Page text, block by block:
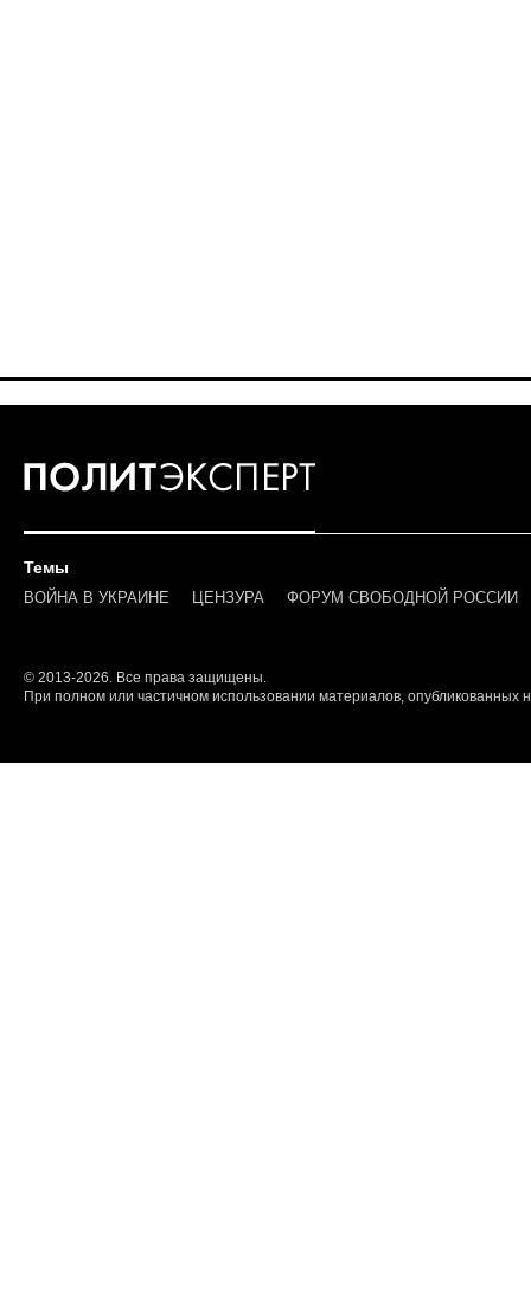
Темы
ВОЙНА В УКРАИНЕ ЦЕНЗУРА ФОРУМ СВОБОДНОЙ РОССИИ
© 2013-2026. Все права защищены.
При полном или частичном использовании материалов, опубликованных